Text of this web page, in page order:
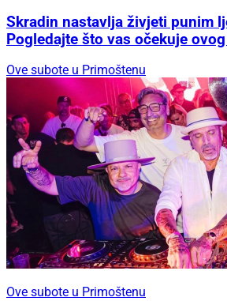
Skradin nastavlja živjeti punim
Pogledajte što vas očekuje
Ove subote u Primoštenu
Ove subote u Primoštenu